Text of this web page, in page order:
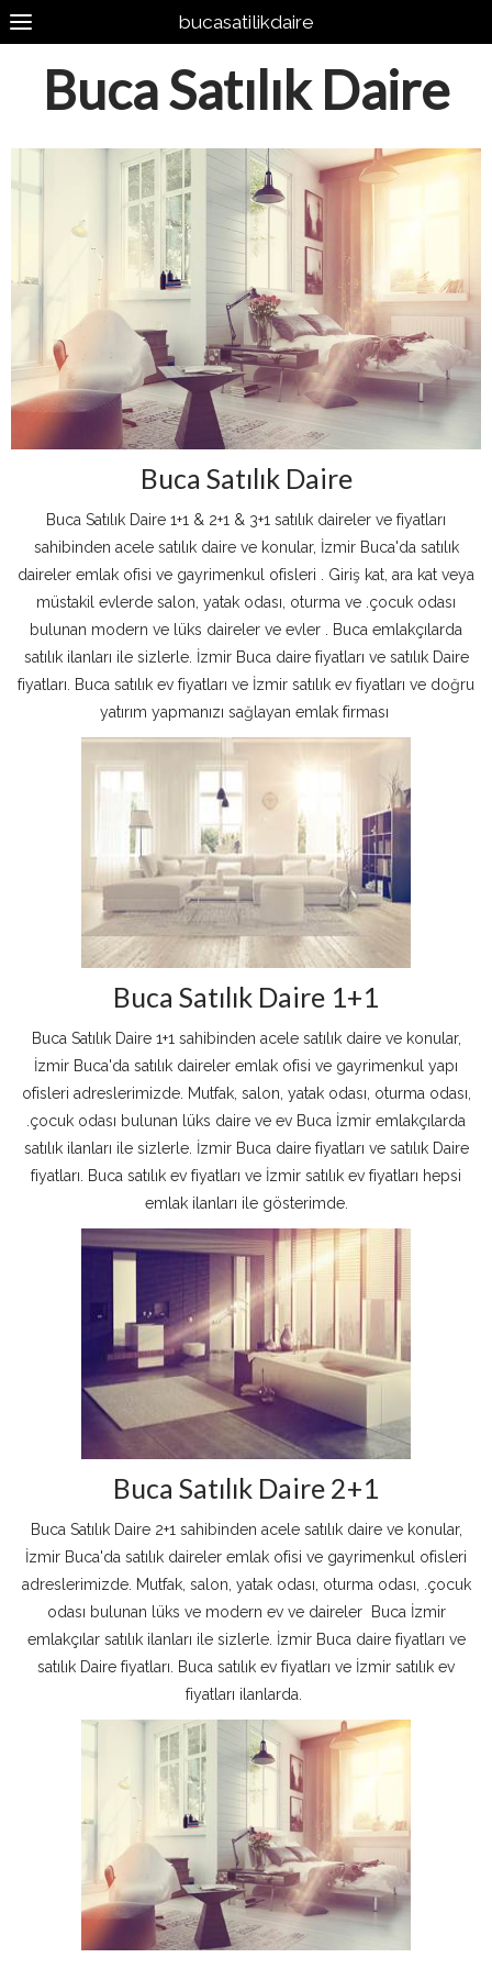
bucasatilikdaire
Buca Satılık Daire
Buca Satılık Daire
Buca Satılık Daire 1+1 & 2+1 & 3+1 satılık daireler ve fiyatları
sahibinden acele satılık daire ve konular, İzmir Buca'da satılık
daireler emlak ofisi ve gayrimenkul ofisleri . Giriş kat, ara kat veya
müstakil evlerde salon, yatak odası, oturma ve .çocuk odası
bulunan modern ve lüks daireler ve evler . Buca emlakçılarda
satılık ilanları ile sizlerle. İzmir Buca daire fiyatları ve satılık Daire
fiyatları. Buca satılık ev fiyatları ve İzmir satılık ev fiyatları ve doğru
yatırım yapmanızı sağlayan emlak firması
Buca Satılık Daire 1+1
Buca Satılık Daire 1+1 sahibinden acele satılık daire ve konular,
İzmir Buca'da satılık daireler emlak ofisi ve gayrimenkul yapı
ofisleri adreslerimizde. Mutfak, salon, yatak odası, oturma odası,
.çocuk odası bulunan lüks daire ve ev Buca İzmir emlakçılarda
satılık ilanları ile sizlerle. İzmir Buca daire fiyatları ve satılık Daire
fiyatları. Buca satılık ev fiyatları ve İzmir satılık ev fiyatları hepsi
emlak ilanları ile gösterimde.
Buca Satılık Daire 2+1
Buca Satılık Daire 2+1 sahibinden acele satılık daire ve konular,
İzmir Buca'da satılık daireler emlak ofisi ve gayrimenkul ofisleri
adreslerimizde. Mutfak, salon, yatak odası, oturma odası, .çocuk
odası bulunan lüks ve modern ev ve daireler Buca İzmir
emlakçılar satılık ilanları ile sizlerle. İzmir Buca daire fiyatları ve
satılık Daire fiyatları. Buca satılık ev fiyatları ve İzmir satılık ev
fiyatları ilanlarda.